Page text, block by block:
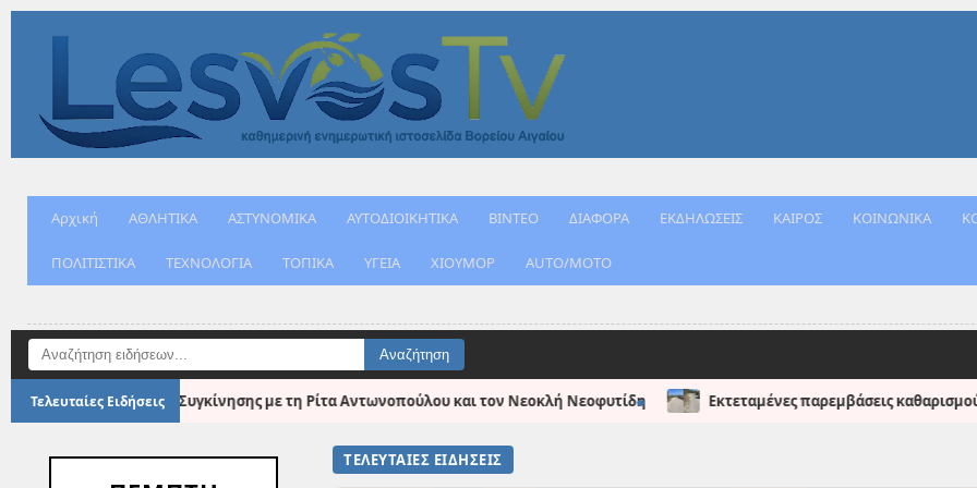
Αρχική ΑΘΛΗΤΙΚΑ ΑΣΤΥΝΟΜΙΚΑ ΑΥΤΟΔΙΟΙΚΗΤΙΚΑ ΒΙΝΤΕΟ ΔΙΑΦΟΡΑ ΕΚΔΗΛΩΣΕΙΣ ΚΑΙΡΟΣ ΚΟΙΝΩΝΙΚΑ
ΠΟΛΙΤΙΣΤΙΚΑ ΤΕΧΝΟΛΟΓΙΑ ΤΟΠΙΚΑ ΥΓΕΙΑ ΧΙΟΥΜΟΡ AUTO/MOTO
Τελευταίες Ειδήσεις
με τη Ρίτα Αντωνοπούλου και τον Νεοκλή Νεοφυτίδη
● Εκτεταμένες παρεμβάσεις καθαρισμού και αποκατάστασης στη Σκάλα
ΤΕΛΕΥΤΑΙΕΣ ΕΙΔΗΣΕΙΣ